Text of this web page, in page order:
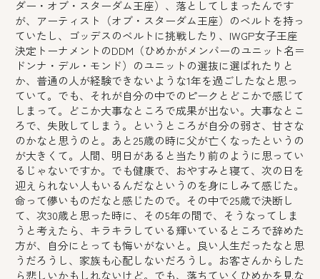
ダー・オブ・スターダム王座）、落としてしまったんです
が、アーティスト（オブ・スターダム王座）のベルトを持っ
ていたし、ゴッデスのベルトに挑戦したり、IWGP女子王座
決定トーナメントのDDM（ひめかがメンバーのユニット名＝
ドンナ・デル・モンド）のユニットの選抜に選ばれたりと
か、普通の人が経験できないような1年を過ごしたなと思っ
ていて。でも、それが自分の中でのピークとどこかで感じて
しまって。どこか大事なところで成果が出ない。大事なとこ
ろで、失敗してしまう。というところが自分の弱さ、甘さな
のかなと思うのと。あと25歳の時に父が亡くなったというの
が大きくて。人間、明日があると当たり前のように思ってい
るじゃないですか。でも健康で、おやすみと寝て、次の日を
迎えられない人もいるんだなというのを身にしみて感じた。
命って儚いものだなと感じたので。その中で25歳で決断し
て、次30歳と思った時に、その5年の間で、そうなってしま
うと考えたら、キラキラしている輝いているところで辞めた
方が、自分にとっても悔いがないと。良い人生だったなと思
うだろうし、家族も心配しないだろうし。お客さんからした
ら悲しいかもしれないけど。でも、落ちていくひめかを見な